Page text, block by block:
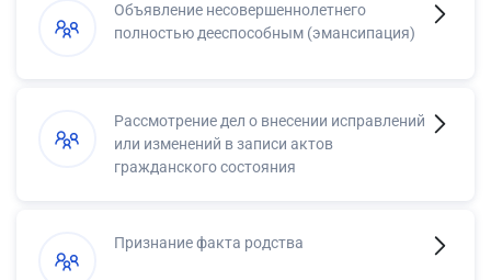
Объявление несовершеннолетнего
полностью дееспособным (эмансипация)
Рассмотрение дел о внесении исправлений
или изменений в записи актов
гражданского состояния
Признание факта родства